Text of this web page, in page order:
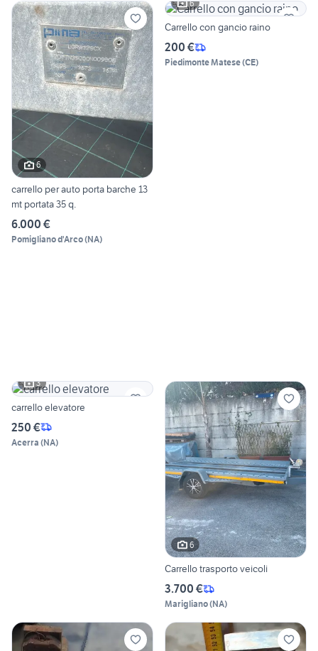
6
carrello per auto porta barche 13
mt portata 35 q.
6.000 €
Pomigliano d'Arco(NA)
6
Carrello con gancio raino
200 €
Piedimonte Matese(CE)
3
carrello elevatore
250 €
Acerra (NA)
6
Carrello trasporto veicoli
3.700 €
Marigliano(NA)